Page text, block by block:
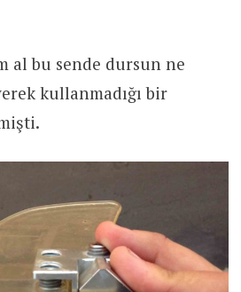
al bu sende dursun ne
kullanmadığı bir